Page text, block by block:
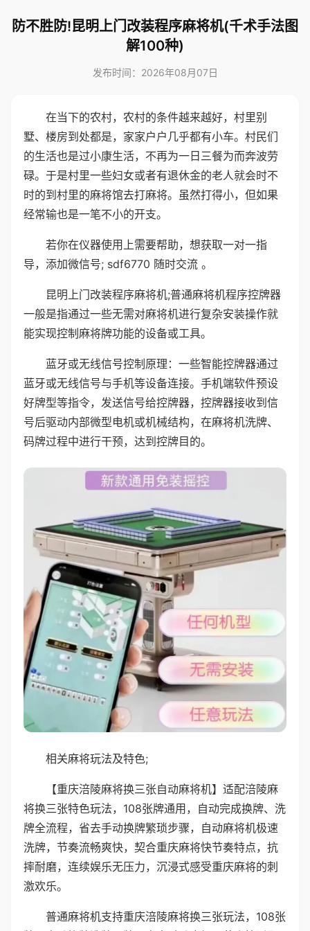
防不胜防!昆明上门改装程序麻将机(千术手法图
解100种)
发布时间：2026年08月07日
在当下的农村，农村的条件越来越好，村里别
墅、楼房到处都是，家家户户几乎都有小车。村民们
的生活也是过小康生活，不再为一日三餐为而奔波劳
碌。于是村里一些妇女或者有退休金的老人就会时不
时的到村里的麻将馆去打麻将。虽然打得小，但如果
经常输也是一笔不小的开支。
若你在仪器使用上需要帮助，想获取一对一指
导，添加微信号; sdf6770 随时交流 。
昆明上门改装程序麻将机;普通麻将机程序控牌器
一般是指通过一些无需对麻将机进行复杂安装操作就
能实现控制麻将牌功能的设备或工具。
蓝牙或无线信号控制原理：一些智能控牌器通过
蓝牙或无线信号与手机等设备连接。手机端软件预设
好牌型等指令，发送信号给控牌器，控牌器接收到信
号后驱动内部微型电机或机械结构，在麻将机洗牌、
码牌过程中进行干预，达到控牌目的。
相关麻将玩法及特色;
【重庆涪陵麻将换三张自动麻将机】适配涪陵麻
将换三张特色玩法，108张牌通用，自动完成换牌、洗
牌全流程，省去手动换牌繁琐步骤，自动麻将机极速
洗牌，节奏流畅爽快，契合重庆麻将快节奏特点，抗
摔耐磨，连续娱乐无压力，沉浸式感受重庆麻将的刺
激欢乐。
普通麻将机支持重庆涪陵麻将换三张玩法，108张